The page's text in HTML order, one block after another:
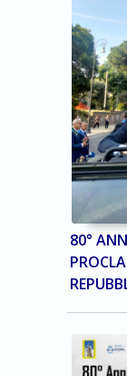
80°